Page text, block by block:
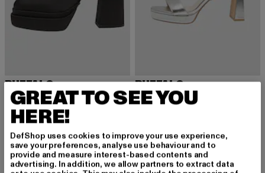
BUFFALO
MAY GHILLIE
99,99 EUR
Derzeitiger Preis: 99,99 EUR
BUFFALO
ALICE NEAT
50,99 EUR
Derzeitiger Preis: 50,99 EUR
59,99 EUR
-17% -18%
GREAT TO SEE YOU
HERE!
DefShop uses cookies to improve your use experience,
save your preferences, analyse use behaviour and to
provide and measure interest-based contents and
advertising. In addition, we allow partners to extract data